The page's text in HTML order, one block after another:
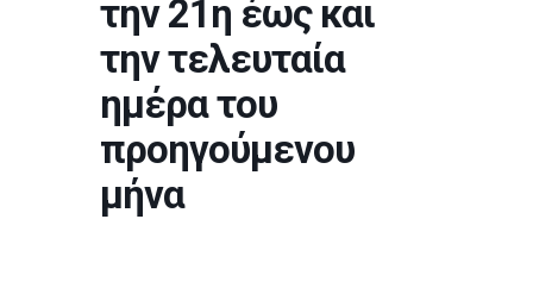
την 21η έως και
την τελευταία
ημέρα του
προηγούμενου
μήνα